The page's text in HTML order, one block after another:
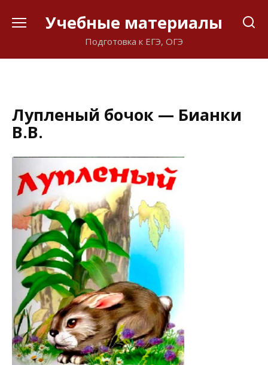
Учебные материалы
Подготовка к ЕГЭ, ОГЭ
Лупленый бочок — Бианки
В.В.